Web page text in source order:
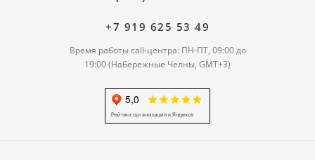
+7 919 625 53 49
Время работы call-центра: ПН-ПТ, 09:00 до
19:00 (Набережные Челны, GMT+3)